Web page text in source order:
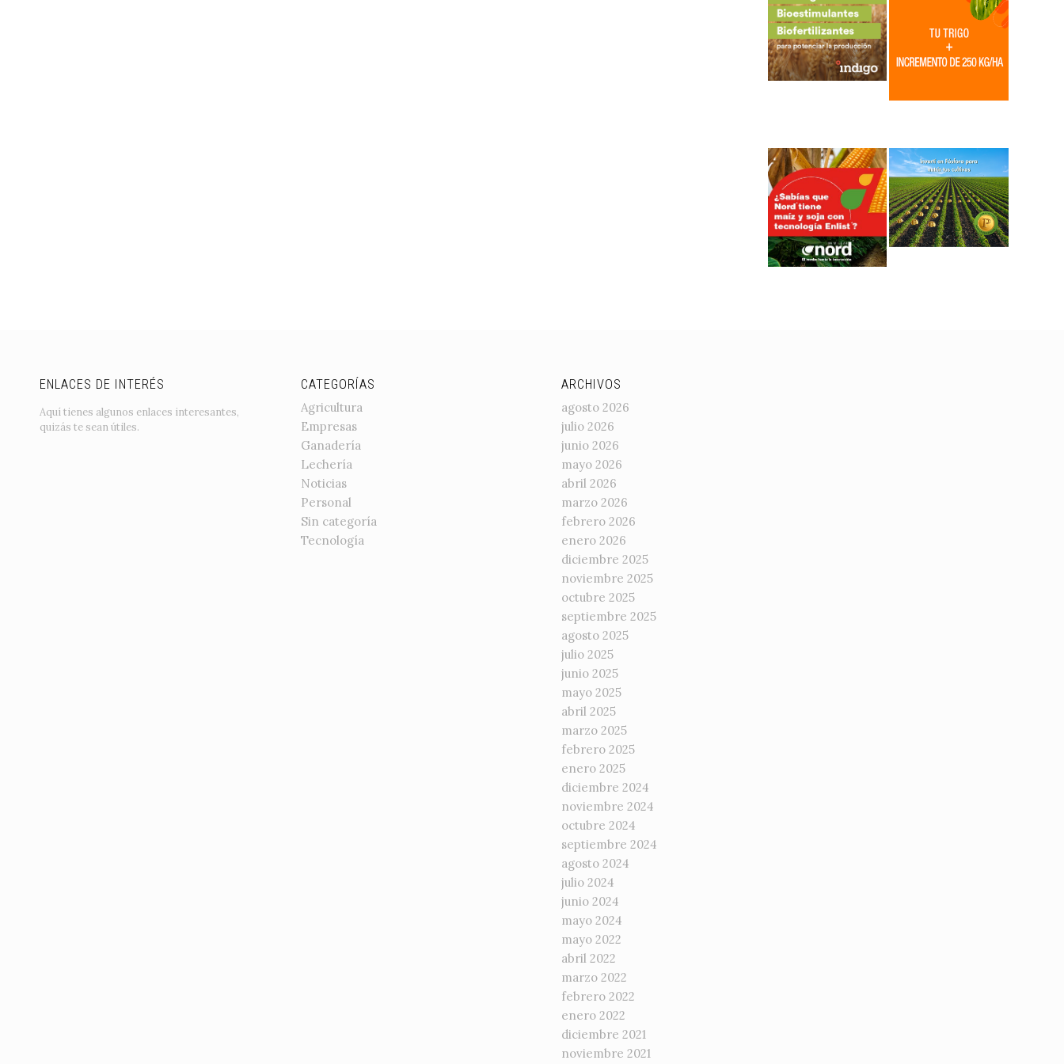
ENLACES DE INTERÉS
Aquí tienes algunos enlaces interesantes,
quizás te sean útiles.
CATEGORÍAS
Agricultura
Empresas
Ganadería
Lechería
Noticias
Personal
Sin categoría
Tecnología
ARCHIVOS
agosto 2026
julio 2026
junio 2026
mayo 2026
abril 2026
marzo 2026
febrero 2026
enero 2026
diciembre 2025
noviembre 2025
octubre 2025
septiembre 2025
agosto 2025
julio 2025
junio 2025
mayo 2025
abril 2025
marzo 2025
febrero 2025
enero 2025
diciembre 2024
noviembre 2024
octubre 2024
septiembre 2024
agosto 2024
julio 2024
junio 2024
mayo 2024
mayo 2022
abril 2022
marzo 2022
febrero 2022
enero 2022
diciembre 2021
noviembre 2021